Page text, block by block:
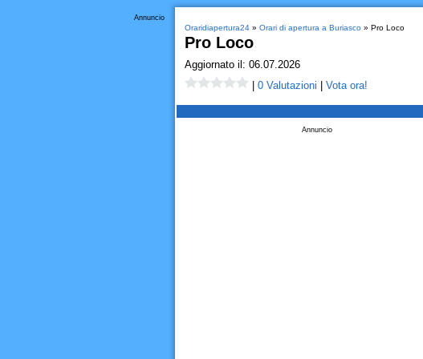
Annuncio
Oraridiapertura24» Orari di apertura a Buriasco» Pro Loco
Pro Loco
Aggiornato il: 06.07.2026
0 Valutazioni Vota ora!
Annuncio